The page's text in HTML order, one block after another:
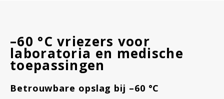
–60 °C vriezers voor
laboratoria en medische
toepassingen
Betrouwbare opslag bij –60 °C